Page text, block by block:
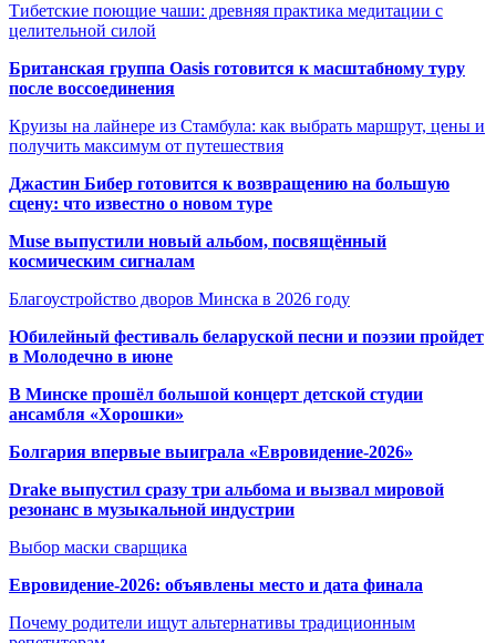
Тибетские поющие чаши: древняя практика медитации с
целительной силой
Британская группа Oasis готовится к масштабному туру
после воссоединения
Круизы на лайнере из Стамбула: как выбрать маршрут, цены и
получить максимум от путешествия
Джастин Бибер готовится к возвращению на большую
сцену: что известно о новом туре
Muse выпустили новый альбом, посвящённый
космическим сигналам
Благоустройство дворов Минска в 2026 году
Юбилейный фестиваль беларуской песни и поэзии пройдет
в Молодечно в июне
В Минске прошёл большой концерт детской студии
ансамбля «Хорошки»
Болгария впервые выиграла «Евровидение-2026»
Drake выпустил сразу три альбома и вызвал мировой
резонанс в музыкальной индустрии
Выбор маски сварщика
Евровидение-2026: объявлены место и дата финала
Почему родители ищут альтернативы традиционным